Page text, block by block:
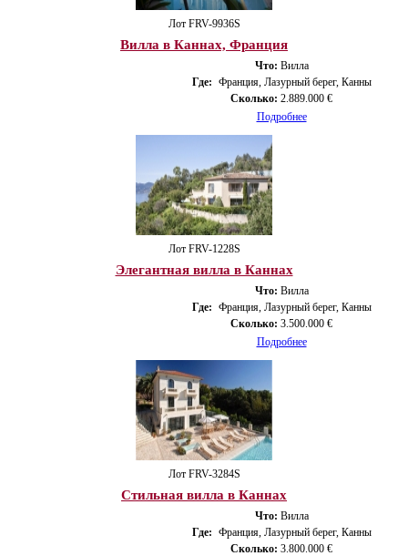
Лот FRV-9936S
Вилла в Каннах, Франция
Что: Вилла
Где: Франция, Лазурный берег, Канны
Сколько: 2.889.000 €
Подробнее
Лот FRV-1228S
Элегантная вилла в Каннах
Что: Вилла
Где: Франция, Лазурный берег, Канны
Сколько: 3.500.000 €
Подробнее
Лот FRV-3284S
Стильная вилла в Каннах
Что: Вилла
Где: Франция, Лазурный берег, Канны
Сколько: 3.800.000 €